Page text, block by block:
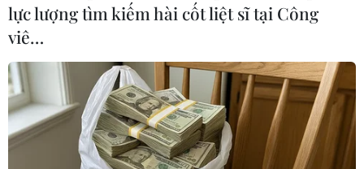
#Iraq #Baghdad #Talbiyah
#Người Shiite
#Đánh bom liều chết
#Nhà nước Hồi giáo
#IS
#Khủng bố
Iraq
lực lượng tìm kiếm hài cốt liệt sĩ tại Công
viê…